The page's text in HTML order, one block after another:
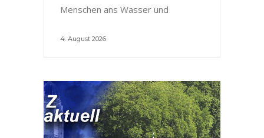
Menschen ans Wasser und
4. August 2026